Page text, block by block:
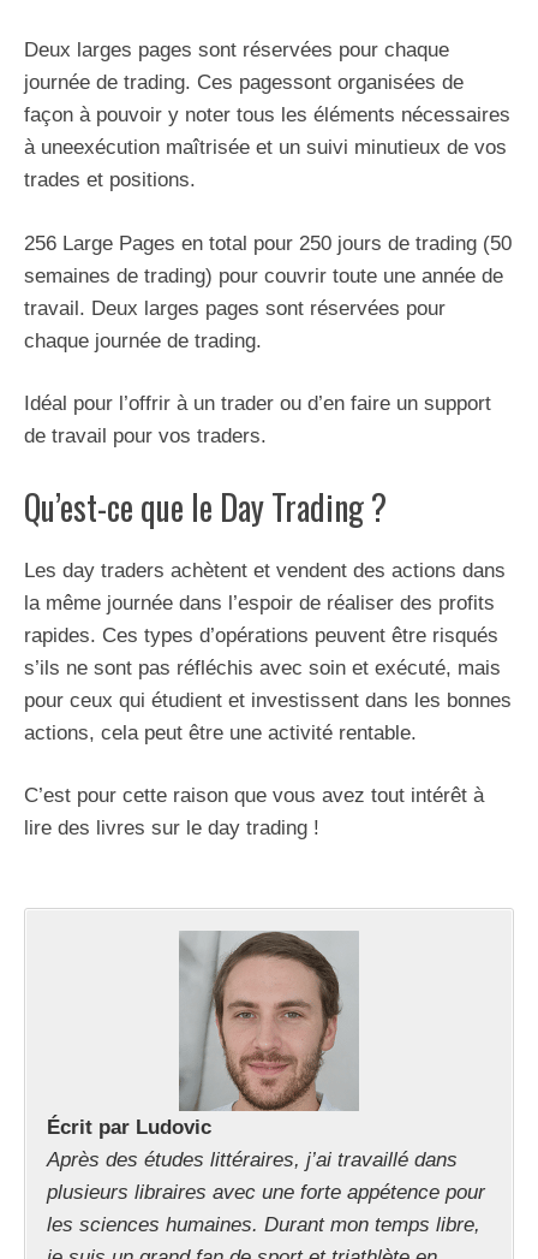
Deux larges pages sont réservées pour chaque
journée de trading. Ces pagessont organisées de
façon à pouvoir y noter tous les éléments nécessaires
à uneexécution maîtrisée et un suivi minutieux de vos
trades et positions.
256 Large Pages en total pour 250 jours de trading (50
semaines de trading) pour couvrir toute une année de
travail. Deux larges pages sont réservées pour
chaque journée de trading.
Idéal pour l’offrir à un trader ou d’en faire un support
de travail pour vos traders.
Qu’est-ce que le Day Trading ?
Les day traders achètent et vendent des actions dans
la même journée dans l’espoir de réaliser des profits
rapides. Ces types d’opérations peuvent être risqués
s’ils ne sont pas réfléchis avec soin et exécuté, mais
pour ceux qui étudient et investissent dans les bonnes
actions, cela peut être une activité rentable.
C’est pour cette raison que vous avez tout intérêt à
lire des livres sur le day trading !
Écrit par Ludovic
Après des études littéraires, j’ai travaillé dans
plusieurs libraires avec une forte appétence pour
les sciences humaines. Durant mon temps libre,